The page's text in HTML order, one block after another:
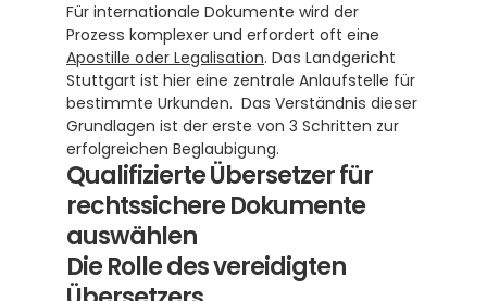
Für internationale Dokumente wird der
Apostille oder Legalisation. Das Landgericht
Stuttgart ist hier eine zentrale Anlaufstelle für
bestimmte Urkunden.  Das Verständnis dieser
Grundlagen ist der erste von 3 Schritten zur
erfolgreichen Beglaubigung.
Qualifizierte Übersetzer für
rechtssichere Dokumente
auswählen
Die Rolle des vereidigten